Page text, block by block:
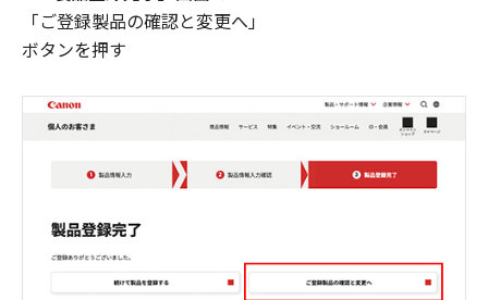
「ご登録製品の確認と変更へ」
ボタンを押す